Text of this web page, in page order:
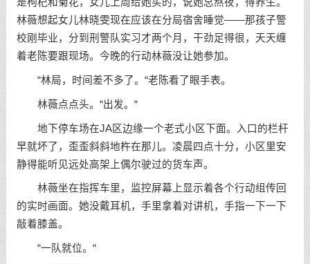
林薇想起女儿林晓雯现在应该在分局宿舍睡觉——那孩子警
校刚毕业，分到刑警队实习才两个月，干劲足得很，天天缠
着老陈要跟现场。今晚的行动林薇没让她参加。
“林局，时间差不多了。“老陈看了眼手表。
林薇点点头。“出发。“
地下停车场在JA区边缘一个老式小区下面。入口的栏杆
早就坏了，歪歪斜斜地杵在那儿。凌晨四点十分，小区里安
静得能听见远处高架上偶尔驶过的货车声。
林薇坐在指挥车里，监控屏幕上显示着各个行动组传回
的实时画面。她没戴耳机，手里拿着对讲机，手指一下一下
敲着膝盖。
“一队就位。“